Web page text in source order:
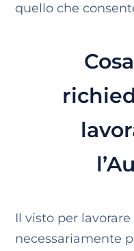
quello che
Il visto per
necessariamente